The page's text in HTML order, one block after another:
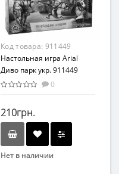
Материал
Ламинированный картон
Код товара: 911449
Настольная игра Arial
Диво парк укр. 911449
0
210грн.
Нет в наличии